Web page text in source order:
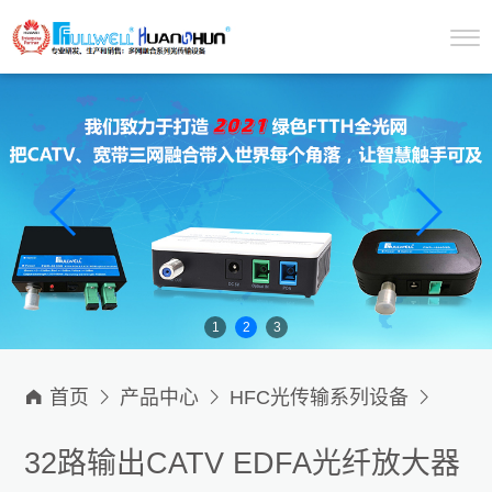
1 2 3
 首页  产品中心  HFC光传输系列设备 
CATV EDFA光纤放大器
32路输出CATV EDFA光纤放大器